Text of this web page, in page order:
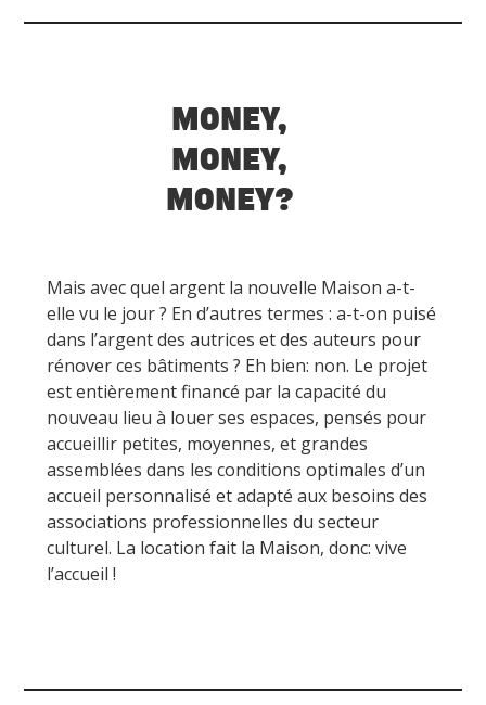
MONEY,
MONEY,
MONEY?
Mais avec quel argent la nouvelle Maison a-t-
elle vu le jour ? En d’autres termes : a-t-on puisé
dans l’argent des autrices et des auteurs pour
rénover ces bâtiments ? Eh bien: non. Le projet
est entièrement financé par la capacité du
nouveau lieu à louer ses espaces, pensés pour
accueillir petites, moyennes, et grandes
assemblées dans les conditions optimales d’un
accueil personnalisé et adapté aux besoins des
associations professionnelles du secteur
culturel. La location fait la Maison, donc: vive
l’accueil !